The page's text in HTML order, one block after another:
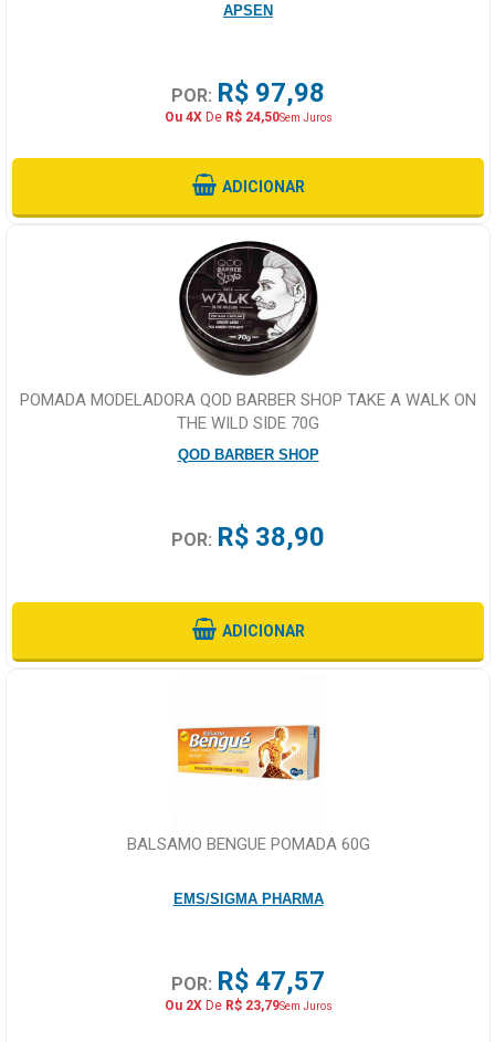
APSEN
POR: R$ 97,98
Ou 4XDe R$ 24,50Sem Juros
ADICIONAR
POMADA MODELADORA QOD BARBER SHOP TAKE A WALK ON
THE WILD SIDE 70G
QOD BARBER SHOP
POR: R$ 38,90
ADICIONAR
BALSAMO BENGUE POMADA 60G
EMS/SIGMA PHARMA
POR: R$ 47,57
Ou 2XDe R$ 23,79Sem Juros